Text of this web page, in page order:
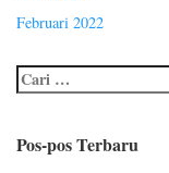
Februari 2022
Pos-pos Terbaru